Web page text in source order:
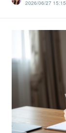
2026/06/27 15:15